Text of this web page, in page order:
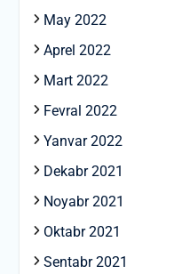
May 2022
Aprel 2022
Mart 2022
Fevral 2022
Yanvar 2022
Dekabr 2021
Noyabr 2021
Oktabr 2021
Sentabr 2021